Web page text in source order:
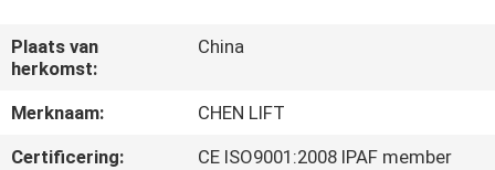
FABRIEKSTOCHT
KWALITEITSCONTROLE
Plaats van
herkomst:
China
Merknaam:
CHEN LIFT
Certificering:
CE ISO9001:2008 IPAF member